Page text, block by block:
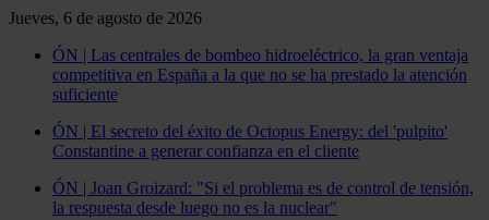
Jueves, 6 de agosto de 2026
ÓN | Las centrales de bombeo hidroeléctrico, la gran ventaja
competitiva en España a la que no se ha prestado la atención
suficiente
ÓN | El secreto del éxito de Octopus Energy: del 'pulpito'
Constantine a generar confianza en el cliente
ÓN | Joan Groizard: "Si el problema es de control de tensión,
la respuesta desde luego no es la nuclear"